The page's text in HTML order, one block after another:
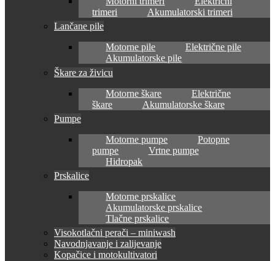
trimeri
Akumulatorski trimeri
Lančane pile
Motorne pile
Električne pile
Akumulatorske pile
Škare za živicu
Motorne škare
Električne
škare
Akumulatorske škare
Pumpe
Motorne pumpe
Potopne
pumpe
Vrtne pumpe
Hidropak
Prskalice
Motorne prskalice
Akumulatorske prskalice
Tlačne prskalice
Visokotlačni perači – miniwash
Navodnjavanje i zalijevanje
Kopačice i motokultivatori